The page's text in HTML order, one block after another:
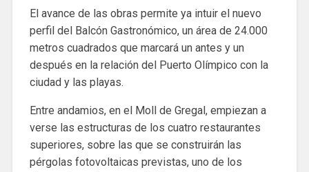
El avance de las obras permite ya intuir el nuevo
perfil del Balcón Gastronómico, un área de 24.000
metros cuadrados que marcará un antes y un
después en la relación del Puerto Olímpico con la
ciudad y las playas.
Entre andamios, en el Moll de Gregal, empiezan a
verse las estructuras de los cuatro restaurantes
superiores, sobre las que se construirán las
pérgolas fotovoltaicas previstas, uno de los